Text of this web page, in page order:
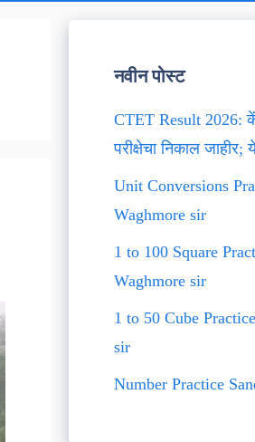
नवीन पोस्ट
CTET Result 2026:
परीक्षेचा निकाल
Unit Conversions
Waghmore sir
1 to 100 Square
Waghmore sir
1 to 50 Cube
sir
Number Practice